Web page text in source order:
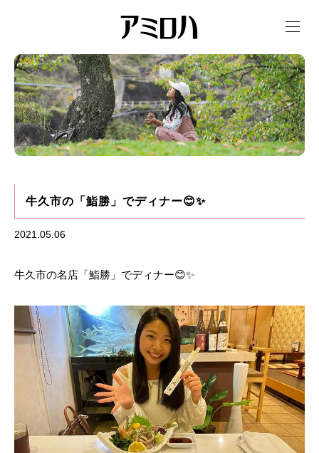
t
g
l
e
n
a
v
i
g
a
t
牛久市の「鮨勝」でディナー😊✨
2021.05.06
牛久市の名店「鮨勝」でディナー😊✨